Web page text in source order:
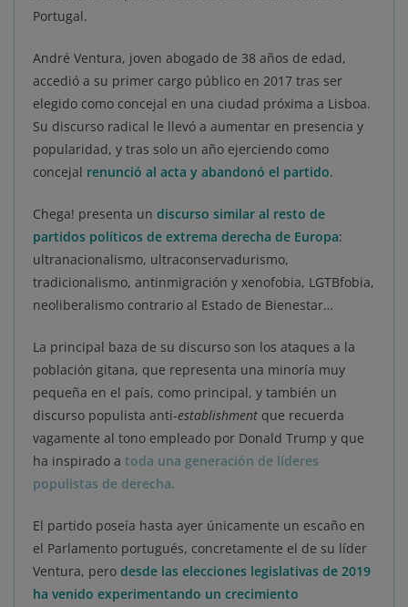
Portugal.
André Ventura, joven abogado de 38 años de edad,
accedió a su primer cargo público en 2017 tras ser
elegido como concejal en una ciudad próxima a Lisboa.
Su discurso radical le llevó a aumentar en presencia y
popularidad, y tras solo un año ejerciendo como
concejal renunció al acta y abandonó el partido.
Chega! presenta un discurso similar al resto de
partidos políticos de extrema derecha de Europa:
ultranacionalismo, ultraconservadurismo,
tradicionalismo, antinmigración y xenofobia, LGTBfobia,
neoliberalismo contrario al Estado de Bienestar…
La principal baza de su discurso son los ataques a la
población gitana, que representa una minoría muy
pequeña en el país, como principal, y también un
discurso populista anti-establishment que recuerda
vagamente al tono empleado por Donald Trump y que
ha inspirado a toda una generación de líderes
populistas de derecha.
El partido poseía hasta ayer únicamente un escaño en
el Parlamento portugués, concretamente el de su líder
Ventura, pero desde las elecciones legislativas de 2019
ha venido experimentando un crecimiento